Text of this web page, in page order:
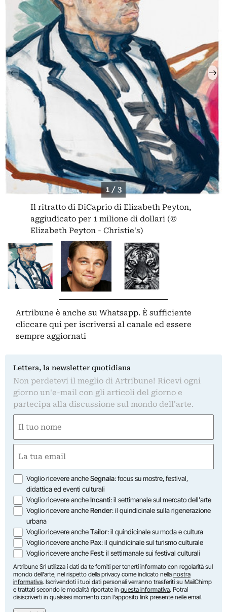
1 / 3
Il ritratto di DiCaprio di Elizabeth Peyton,
aggiudicato per 1 milione di dollari (©
Elizabeth Peyton - Christie's)
Artribune è anche su Whatsapp. È sufficiente
cliccare qui per iscriversi al canale ed essere
sempre aggiornati
Lettera, la newsletter quotidiana
Non perdetevi il meglio di Artribune! Ricevi ogni
giorno un'e-mail con gli articoli del giorno e
partecipa alla discussione sul mondo dell'arte.
(Obbligatorio)
Nome
(Obbligatorio)
Opzioni
Voglio ricevere ancheSegnala: focus su mostre, festival,
didattica ed eventi culturali
Voglio ricevere ancheIncanti: il settimanale sul mercato dell'arte
Voglio ricevere ancheRender: il quindicinale sulla rigenerazione
urbana
Voglio ricevere ancheTailor: il quindicinale su moda e cultura
Voglio ricevere anchePax: il quindicinale sul turismo culturale
Voglio ricevere ancheFest: il settimanale sui festival culturali
Artribune Srl utilizza i dati da te forniti per tenerti informato con regolarità sul
mondo dell'arte, nel rispetto della privacy come indicato nella nostra
informativa. Iscrivendoti i tuoi dati personali verranno trasferiti su MailChimp
e trattati secondo le modalità riportate in questa informativa. Potrai
disiscriverti in qualsiasi momento con l'apposito link presente nelle email.